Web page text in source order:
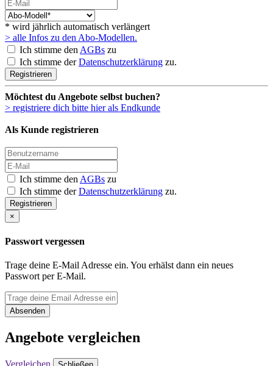
* wird jährlich automatisch verlängert
> alle Infos zu den Abo-Modellen.
Ich stimme den AGBs zu
Ich stimme derDatenschutzerklärung zu.
Registrieren
Möchtest du Angebote selbst buchen?
> registriere dich bitte hier als Endkunde
Als Kunde registrieren
Ich stimme denAGBs zu
Ich stimme derDatenschutzerklärung zu.
Registrieren
×
Passwort vergessen
Trage deine E-Mail Adresse ein. You erhälst dann ein neues
Passwort per E-Mail.
Absenden
Angebote vergleichen
Vergleichen